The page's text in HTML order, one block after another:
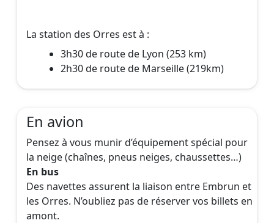
La station des Orres est à :
3h30 de route de Lyon (253 km)
2h30 de route de Marseille (219km)
En avion
Pensez à vous munir d’équipement spécial pour
la neige (chaînes, pneus neiges, chaussettes…)
En bus
Des navettes assurent la liaison entre Embrun et
les Orres. N’oubliez pas de réserver vos billets en
amont.